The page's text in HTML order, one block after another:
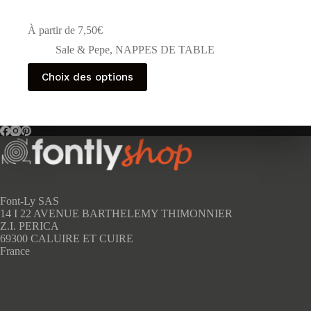
À partir de 7,50€
Sale & Pepe, NAPPES DE TABLE
Choix des options
produit
a
Les
options
peuvent
la
page
du
produit
Font-Ly SAS
14 I 22 AVENUE BARTHELEMY THIMONNIER
Z.I. PERICA
69300 CALUIRE ET CUIRE
France